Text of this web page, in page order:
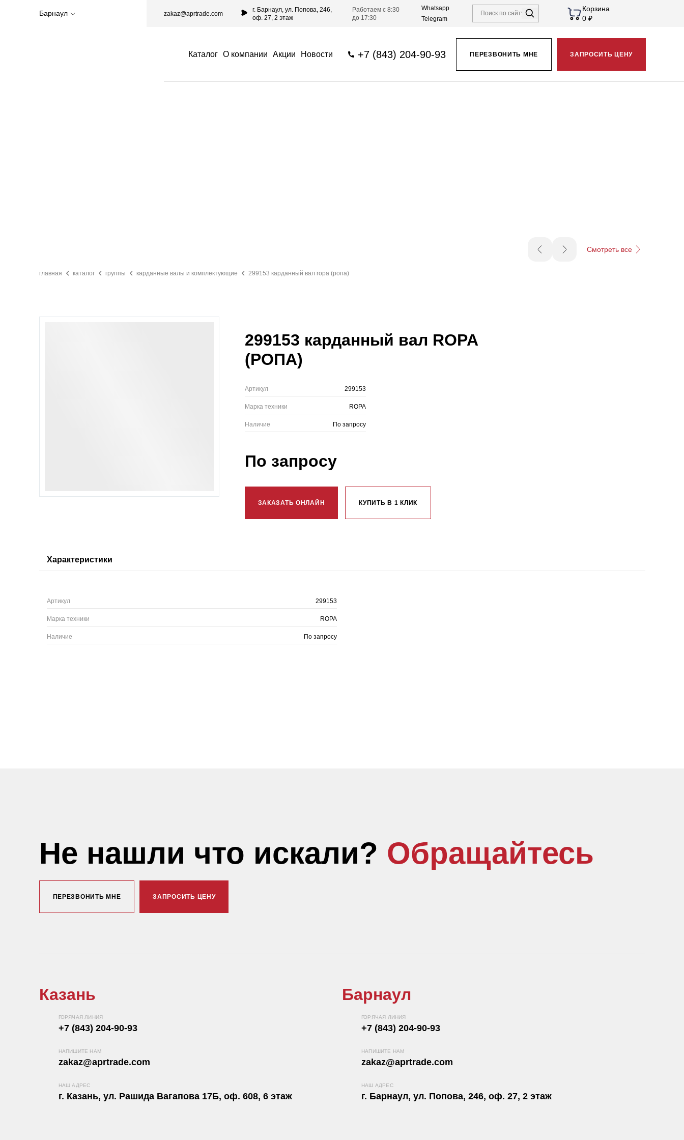
Барнаул zakaz@aprtrade.com
г. Барнаул, ул. Попова, 246,
оф. 27, 2 этаж
Работаем с 8:30
до 17:30
Whatsapp
Telegram
Корзина
0 ₽
Каталог О компании Акции Новости +7 (843) 204-90-93 ПЕРЕЗВОНИТЬ МНЕ ЗАПРОСИТЬ ЦЕНУ
Смотреть все
главная каталог группы карданные валы и комплектующие 299153 карданный вал ropa (ропа)
299153 карданный вал ROPA
(РОПА)
Артикул 299153
Марка техники ROPA
Наличие По запросу
По запросу
ЗАКАЗАТЬ ОНЛАЙН КУПИТЬ В 1 КЛИК
Характеристики
Артикул 299153
Марка техники ROPA
Наличие По запросу
Не нашли что искали? Обращайтесь
ПЕРЕЗВОНИТЬ МНЕ ЗАПРОСИТЬ ЦЕНУ
Казань
ГОРЯЧАЯ ЛИНИЯ
+7 (843) 204-90-93
НАПИШИТЕ НАМ
zakaz@aprtrade.com
НАШ АДРЕС
г. Казань, ул. Рашида Вагапова 17Б, оф. 608, 6 этаж
Барнаул
ГОРЯЧАЯ ЛИНИЯ
+7 (843) 204-90-93
НАПИШИТЕ НАМ
zakaz@aprtrade.com
НАШ АДРЕС
г. Барнаул, ул. Попова, 246, оф. 27, 2 этаж